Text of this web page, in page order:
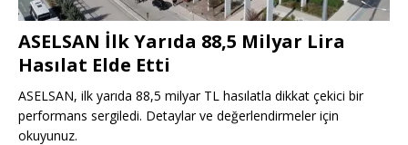
ASELSAN İlk Yarıda 88,5 Milyar Lira
Hasılat Elde Etti
ASELSAN, ilk yarıda 88,5 milyar TL hasılatla dikkat çekici bir
performans sergiledi. Detaylar ve değerlendirmeler için
okuyunuz.